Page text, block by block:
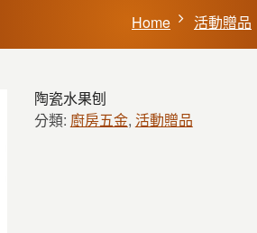
Home 活動贈品
陶瓷水果刨
分類: 廚房五金, 活動贈品